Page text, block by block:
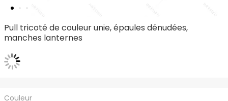
Pull tricoté de couleur unie, épaules dénudées,
manches lanternes
Couleur